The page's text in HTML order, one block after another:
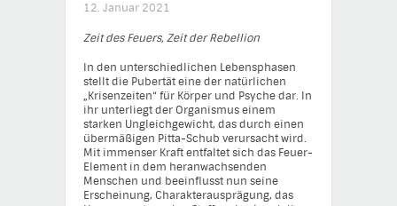
12. Januar 2021
Zeit des Feuers, Zeit der Rebellion
In den unterschiedlichen Lebensphasen
stellt die Pubertät eine der natürlichen
„Krisenzeiten“ für Körper und Psyche dar. In
ihr unterliegt der Organismus einem
starken Ungleichgewicht, das durch einen
übermäßigen Pitta-Schub verursacht wird.
Mit immenser Kraft entfaltet sich das Feuer-
Element in dem heranwachsenden
Menschen und beeinflusst nun seine
Erscheinung, Charakterausprägung, das